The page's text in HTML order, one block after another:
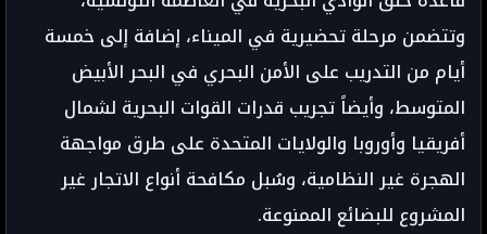
وتتضمن مرحلة تحضيرية في الميناء، إضافة إلى خمسة
أيام من التدريب على الأمن البحري في البحر الأبيض
المتوسط، وأيضاً تجريب قدرات القوات البحرية لشمال
أفريقيا وأوروبا والولايات المتحدة على طرق مواجهة
الهجرة غير النظامية، وسُبل مكافحة أنواع الاتجار غير
المشروع للبضائع الممنوعة.